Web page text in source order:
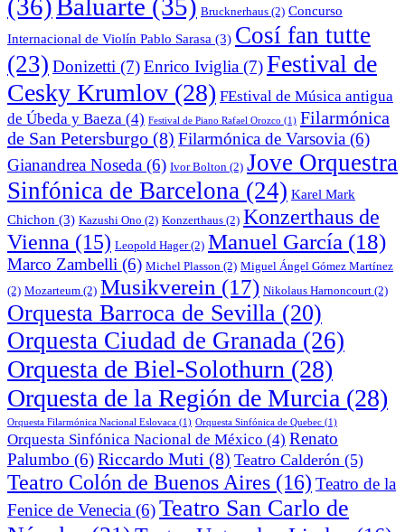
(36)Baluarte (35) Brucknerhaus (2) Concurso
Internacional de Violín Pablo Sarasa (3) Cosí fan tutte
(23) Donizetti (7)Enrico Iviglia (7)Festival de
Cesky Krumlov (28) FEstival de Música antigua
de Úbeda y Baeza (4) Festival de Piano Rafael Orozco (1) Filarmónica
de San Petersburgo (8) Filarmónica de Varsovia (6)
Gianandrea Noseda (6) Ivor Bolton (2) Jove Orquestra
Sinfónica de Barcelona (24) Karel Mark
Chichon (3) Kazushi Ono (2) Konzerthaus (2) Konzerthaus de
Vienna (15) Leopold Hager(2) Manuel García (18)
Marco Zambelli (6) Michel Plasson (2) Miguel Ángel Gómez Martínez
(2) Mozarteum (2) Musikverein (17) Nikolaus Harnoncourt (2)
Orquesta Barroca de Sevilla (20)
Orquesta Ciudad de Granada (26)
Orquesta de Biel-Solothurn (28)
Orquesta de la Región de Murcia (28)
Orquesta Filarmónica Nacional Eslovaca (1) Orquesta Sinfónica de Quebec (1)
Orquesta Sinfónica Nacional de México (4) Renato
Palumbo (6)Riccardo Muti (8) Teatro Calderón (5)
Teatro Colón de Buenos Aires (16) Teatro de la
Fenice de Venecia (6)Teatro San Carlo de